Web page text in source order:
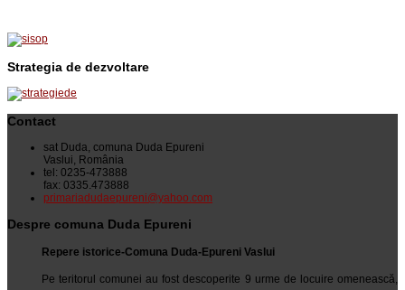
Strategia de dezvoltare
Contact
sat Duda, comuna Duda Epureni
Vaslui, România
tel: 0235-473888
fax: 0335.473888
primariadudaepureni@yahoo.com
Despre comuna Duda Epureni
Repere istorice-Comuna Duda-Epureni Vaslui
Pe teritorul comunei au fost descoperite 9 urme de locuire omenească,